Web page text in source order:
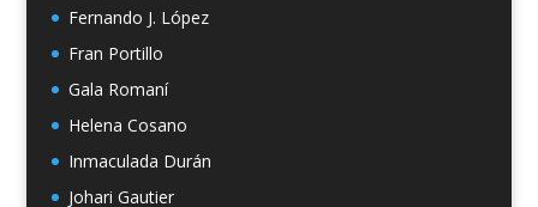
Fernando J. López
Fran Portillo
Gala Romaní
Helena Cosano
Inmaculada Durán
Johari Gautier